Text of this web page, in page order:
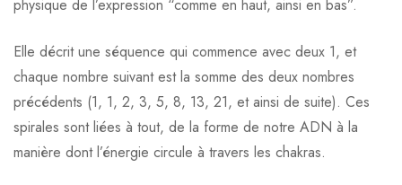
physique de l’expression “comme en haut, ainsi en bas”.
Elle décrit une séquence qui commence avec deux 1, et
chaque nombre suivant est la somme des deux nombres
précédents (1, 1, 2, 3, 5, 8, 13, 21, et ainsi de suite). Ces
spirales sont liées à tout, de la forme de notre ADN à la
manière dont l’énergie circule à travers les chakras.